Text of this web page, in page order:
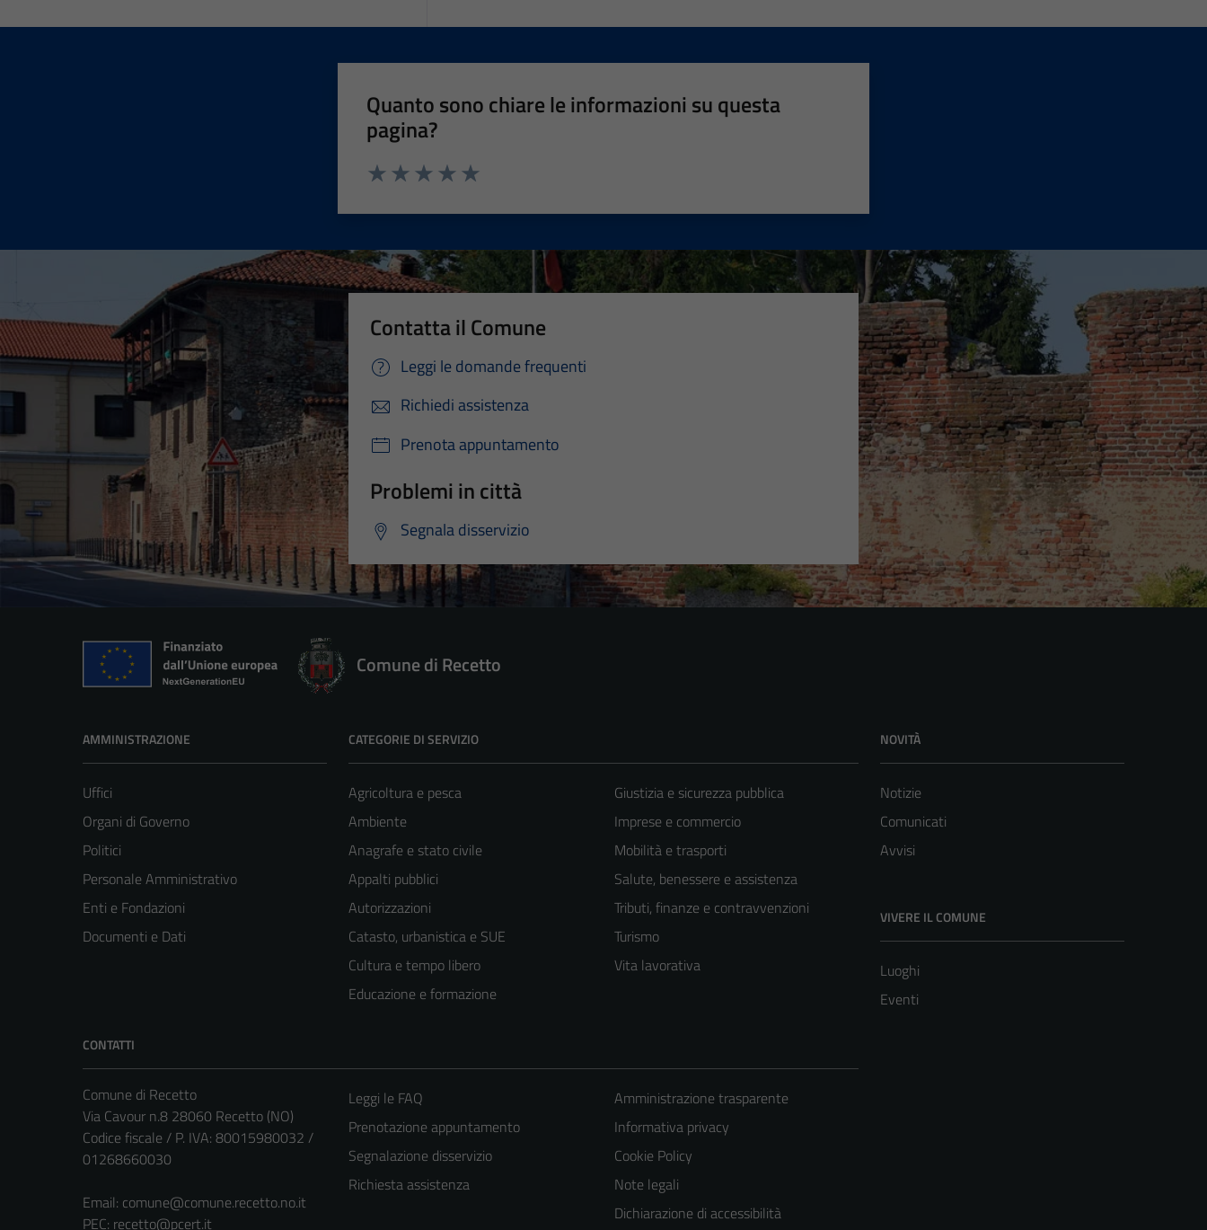
Quanto sono chiare le informazioni su questa
pagina?
Contatta il Comune
Leggi le domande frequenti
Richiedi assistenza
Prenota appuntamento
Problemi in città
Segnala disservizio
Comune di Recetto
AMMINISTRAZIONE
Uffici
Organi di Governo
Politici
Personale Amministrativo
Enti e Fondazioni
Documenti e Dati
CATEGORIE DI SERVIZIO
Agricoltura e pesca
Ambiente
Anagrafe e stato civile
Appalti pubblici
Autorizzazioni
Catasto, urbanistica e SUE
Cultura e tempo libero
Educazione e formazione
Giustizia e sicurezza pubblica
Imprese e commercio
Mobilità e trasporti
Salute, benessere e assistenza
Tributi, finanze e contravvenzioni
Turismo
Vita lavorativa
NOVITÀ
Notizie
Comunicati
Avvisi
VIVERE IL COMUNE
Luoghi
Eventi
CONTATTI
Comune di Recetto
Via Cavour n.8 28060 Recetto (NO)
Codice fiscale / P. IVA: 80015980032 /
01268660030
Email: comune@comune.recetto.no.it
PEC: recetto@pcert.it
Leggi le FAQ
Prenotazione appuntamento
Segnalazione disservizio
Richiesta assistenza
Amministrazione trasparente
Informativa privacy
Cookie Policy
Note legali
Dichiarazione di accessibilità